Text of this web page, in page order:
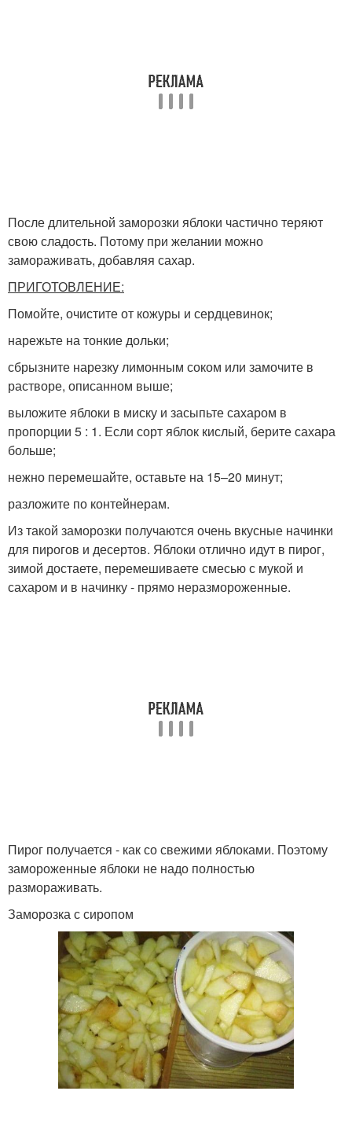
После длительной заморозки яблоки частично теряют
свою сладость. Потому при желании можно
замораживать, добавляя сахар.
ПРИГОТОВЛЕНИЕ:
Помойте, очистите от кожуры и сердцевинок;
нарежьте на тонкие дольки;
сбрызните нарезку лимонным соком или замочите в
растворе, описанном выше;
выложите яблоки в миску и засыпьте сахаром в
пропорции 5 : 1. Если сорт яблок кислый, берите сахара
больше;
нежно перемешайте, оставьте на 15–20 минут;
разложите по контейнерам.
Из такой заморозки получаются очень вкусные начинки
для пирогов и десертов. Яблоки отлично идут в пирог,
зимой достаете, перемешиваете смесью с мукой и
сахаром и в начинку - прямо неразмороженные.
Пирог получается - как со свежими яблоками. Поэтому
замороженные яблоки не надо полностью
размораживать.
Заморозка с сиропом